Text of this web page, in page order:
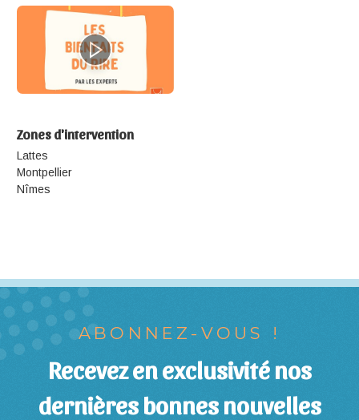
Zones d'intervention
Lattes
Montpellier
Nîmes
ABONNEZ-VOUS !
Recevez en exclusivité nos
dernières bonnes nouvelles